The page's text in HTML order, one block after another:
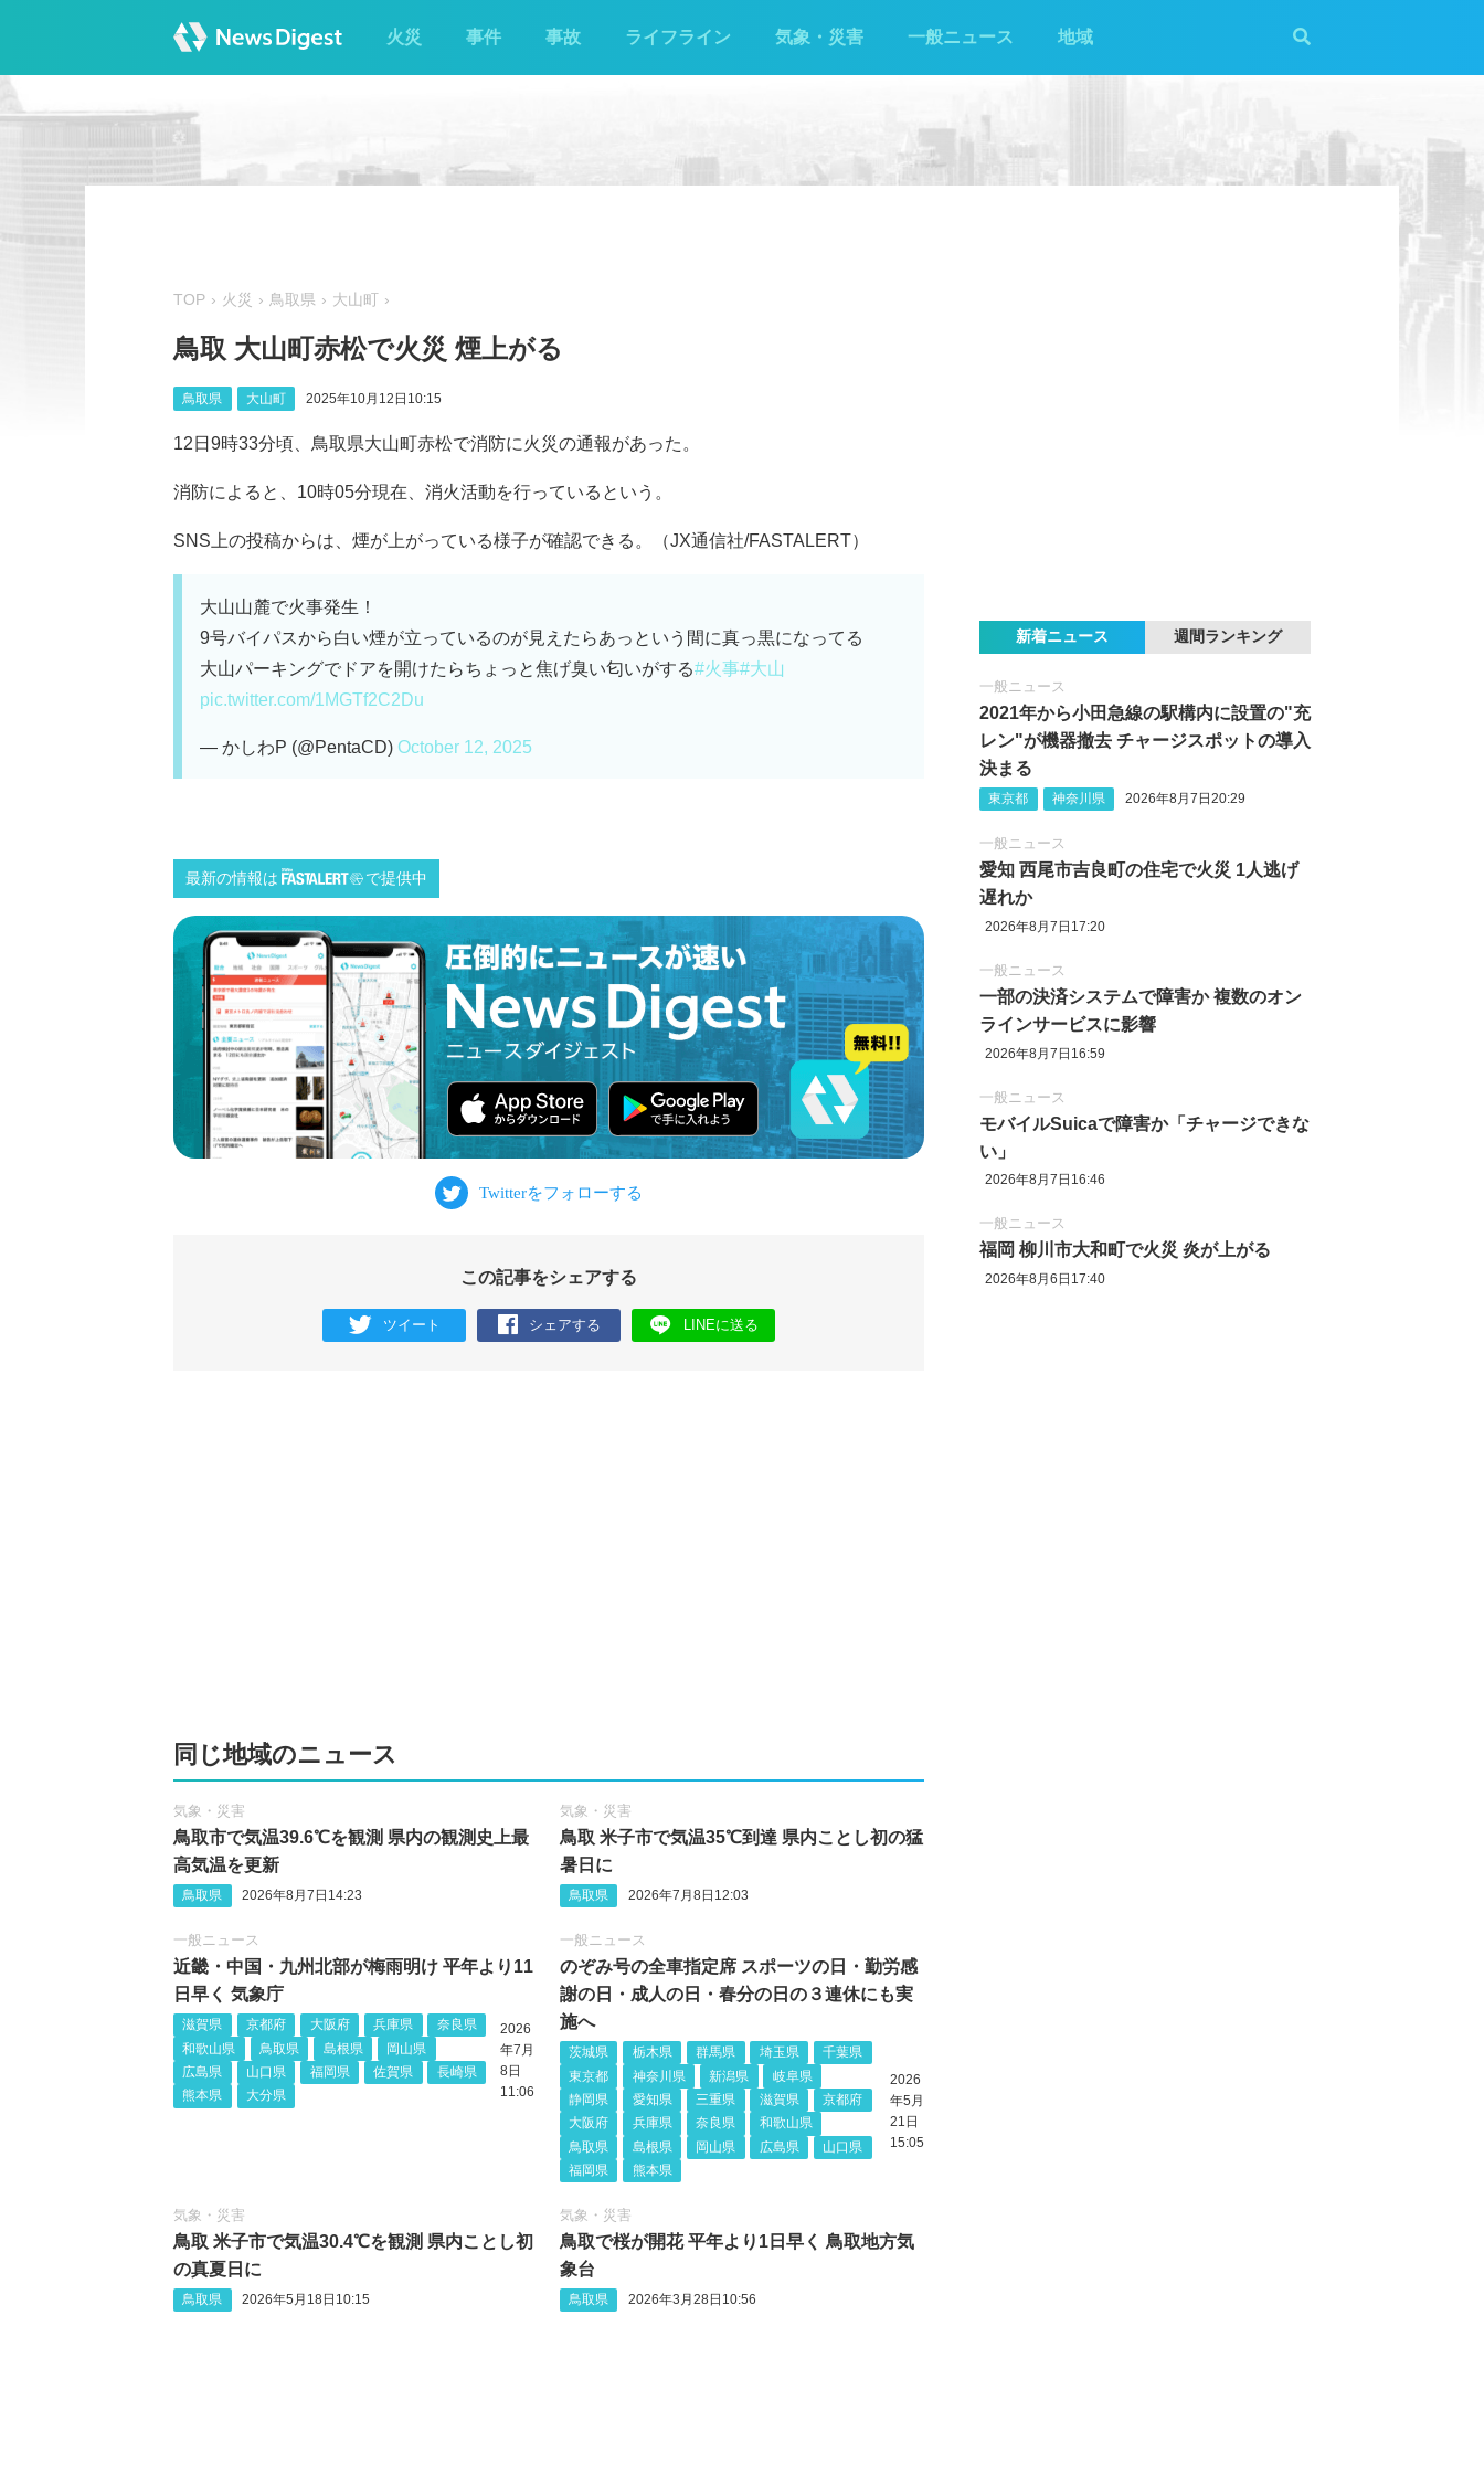
火災 事件 事故 ライフライン 気象・災害 一般ニュース 地域
TOP 火災 鳥取県 大山町
鳥取 大山町赤松で火災 煙上がる
鳥取県 大山町 2025年10月12日10:15
12日9時33分頃、鳥取県大山町赤松で消防に火災の通報があった。
消防によると、10時05分現在、消火活動を行っているという。
SNS上の投稿からは、煙が上がっている様子が確認できる。（JX通信社/FASTALERT）
大山山麓で火事発生！
9号バイパスから白い煙が立っているのが見えたらあっという間に真っ黒になってる
大山パーキングでドアを開けたらちょっと焦げ臭い匂いがする#火事#大山
pic.twitter.com/1MGTf2C2Du
— かしわP (@PentaCD) October 12, 2025
最新の情報は で提供中
この記事をシェアする
ツイート シェアする LINEに送る
同じ地域のニュース
気象・災害
鳥取市で気温39.6℃を観測 県内の観測史上最
高気温を更新
鳥取県 2026年8月7日14:23
気象・災害
鳥取 米子市で気温35℃到達 県内ことし初の猛
暑日に
鳥取県 2026年7月8日12:03
一般ニュース
近畿・中国・九州北部が梅雨明け 平年より11
日早く 気象庁
滋賀県 京都府 大阪府 兵庫県
奈良県
和歌山県
鳥取県 島根県
岡山県
広島県
山口県 福岡県 佐賀県
長崎県
熊本県
大分県
2026
年7月
8日
11:06
一般ニュース
のぞみ号の全車指定席 スポーツの日・勤労感
謝の日・成人の日・春分の日の３連休にも実
施へ
茨城県 栃木県 群馬県 埼玉県
千葉県
東京都
神奈川県 新潟県
岐阜県
静岡県
愛知県 三重県 滋賀県
京都府
大阪府
兵庫県 奈良県
和歌山県
鳥取県
島根県 岡山県 広島県
山口県
福岡県
熊本県
2026
年5月
21日
15:05
気象・災害
鳥取 米子市で気温30.4℃を観測 県内ことし初
の真夏日に
鳥取県 2026年5月18日10:15
気象・災害
鳥取で桜が開花 平年より1日早く 鳥取地方気
象台
鳥取県 2026年3月28日10:56
新着ニュース 週間ランキング
一般ニュース
2021年から小田急線の駅構内に設置の"充
レン"が機器撤去 チャージスポットの導入
決まる
東京都 神奈川県 2026年8月7日20:29
一般ニュース
愛知 西尾市吉良町の住宅で火災 1人逃げ
遅れか
2026年8月7日17:20
一般ニュース
一部の決済システムで障害か 複数のオン
ラインサービスに影響
2026年8月7日16:59
一般ニュース
モバイルSuicaで障害か「チャージできな
い」
2026年8月7日16:46
一般ニュース
福岡 柳川市大和町で火災 炎が上がる
2026年8月6日17:40